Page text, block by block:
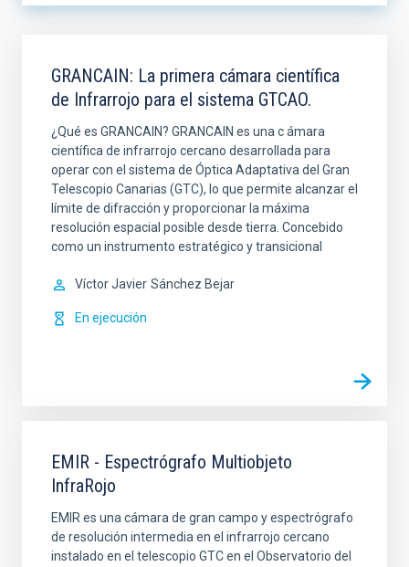
GRANCAIN: La primera cámara científica
de Infrarrojo para el sistema GTCAO.
¿Qué es GRANCAIN? GRANCAIN es una c ámara
científica de infrarrojo cercano desarrollada para
operar con el sistema de Óptica Adaptativa del Gran
Telescopio Canarias (GTC), lo que permite alcanzar el
límite de difracción y proporcionar la máxima
resolución espacial posible desde tierra. Concebido
como un instrumento estratégico y transicional
Víctor Javier Sánchez Bejar
En ejecución
EMIR - Espectrógrafo Multiobjeto
InfraRojo
EMIR es una cámara de gran campo y espectrógrafo
de resolución intermedia en el infrarrojo cercano
instalado en el telescopio GTC en el Observatorio del